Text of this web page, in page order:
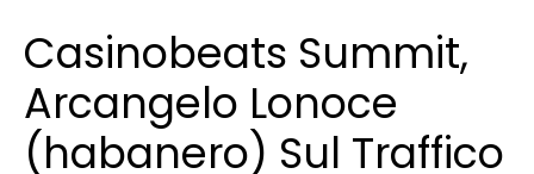
Casinobeats Summit,
Arcangelo Lonoce
(habanero) Sul Traffico